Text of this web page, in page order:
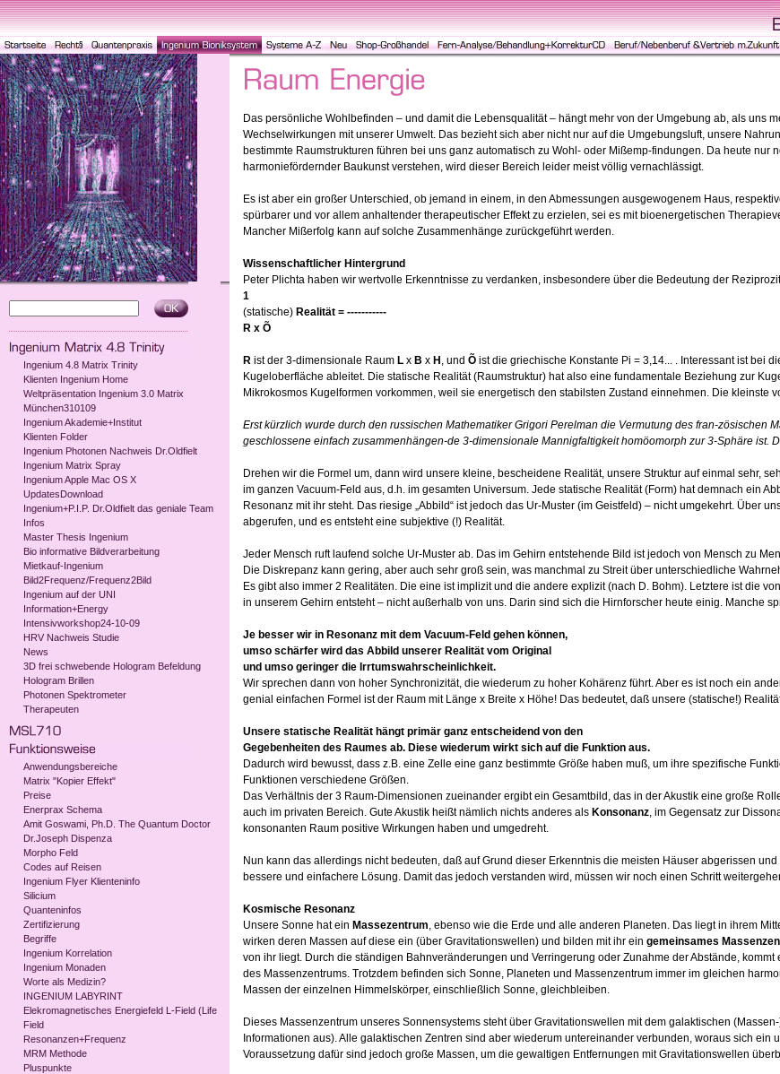
Ingenium 4.8 Matrix Trinity
Klienten Ingenium Home
Weltpräsentation Ingenium 3.0 Matrix
München310109
Ingenium Akademie+Institut
Klienten Folder
Ingenium Photonen Nachweis Dr.Oldfielt
Ingenium Matrix Spray
Ingenium Apple Mac OS X
UpdatesDownload
Ingenium+P.I.P. Dr.Oldfielt das geniale Team
Infos
Master Thesis Ingenium
Bio informative Bildverarbeitung
Mietkauf-Ingenium
Bild2Frequenz/Frequenz2Bild
Ingenium auf der UNI
Information+Energy
Intensivworkshop24-10-09
HRV Nachweis Studie
News
3D frei schwebende Hologram Befeldung
Hologram Brillen
Photonen Spektrometer
Therapeuten
Anwendungsbereiche
Matrix "Kopier Effekt"
Preise
Enerprax Schema
Amit Goswami, Ph.D. The Quantum Doctor
Dr.Joseph Dispenza
Morpho Feld
Codes auf Reisen
Ingenium Flyer Klienteninfo
Silicium
Quanteninfos
Zertifizierung
Begriffe
Ingenium Korrelation
Ingenium Monaden
Worte als Medizin?
INGENIUM LABYRINT
Elekromagnetisches Energiefeld L-Field (Life
Field
Resonanzen+Frequenz
MRM Methode
Pluspunkte
Das persönliche Wohlbefinden – und damit die Lebensqualität – hängt mehr von der Umgebung ab, als uns
Wechselwirkungen mit unserer Umwelt. Das bezieht sich aber nicht nur auf die Umgebungsluft, unsere
bestimmte Raumstrukturen führen bei uns ganz automatisch zu Wohl- oder Mißemp-findungen. Da heute nur
harmoniefördernder Baukunst verstehen, wird dieser Bereich leider meist völlig vernachlässigt.
Es ist aber ein großer Unterschied, ob jemand in einem, in den Abmessungen ausgewogenem Haus,
spürbarer und vor allem anhaltender therapeutischer Effekt zu erzielen, sei es mit bioenergetischen
Mancher Mißerfolg kann auf solche Zusammenhänge zurückgeführt werden.
Wissenschaftlicher Hintergrund
Peter Plichta haben wir wertvolle Erkenntnisse zu verdanken, insbesondere über die Bedeutung der
1
(statische) Realität = -----------
R x Õ
R ist der 3-dimensionale Raum L x B x H , und Õ ist die griechische Konstante Pi = 3,14... . Interessant ist bei
Kugeloberfläche ableitet. Die statische Realität (Raumstruktur) hat also eine fundamentale Beziehung zur
Mikrokosmos Kugelformen vorkommen, weil sie energetisch den stabilsten Zustand einnehmen. Die kleinste
Erst kürzlich wurde durch den russischen Mathematiker Grigori Perelman die Vermutung des fran-zösischen
geschlossene einfach zusammenhängen-de 3-dimensionale Mannigfaltigkeit homöomorph zur 3-Sphäre ist.
Drehen wir die Formel um, dann wird unsere kleine, bescheidene Realität, unsere Struktur auf einmal sehr,
im ganzen Vacuum-Feld aus, d.h. im gesamten Universum. Jede statische Realität (Form) hat demnach ein
Resonanz mit ihr steht. Das riesige „Abbild“ ist jedoch das Ur-Muster (im Geistfeld) – nicht umgekehrt. Über
abgerufen, und es entsteht eine subjektive (!) Realität.
Jeder Mensch ruft laufend solche Ur-Muster ab. Das im Gehirn entstehende Bild ist jedoch von Mensch zu
Die Diskrepanz kann gering, aber auch sehr groß sein, was manchmal zu Streit über unterschiedliche
Es gibt also immer 2 Realitäten. Die eine ist implizit und die andere explizit (nach D. Bohm). Letztere ist die
in unserem Gehirn entsteht – nicht außerhalb von uns. Darin sind sich die Hirnforscher heute einig. Manche
Je besser wir in Resonanz mit dem Vacuum-Feld gehen können,
umso schärfer wird das Abbild unserer Realität vom Original
und umso geringer die Irrtumswahrscheinlichkeit.
Wir sprechen dann von hoher Synchronizität, die wiederum zu hoher Kohärenz führt. Aber es ist noch ein
genial einfachen Formel ist der Raum mit Länge x Breite x Höhe! Das bedeutet, daß unsere (statische!)
Unsere statische Realität hängt primär ganz entscheidend von den
Gegebenheiten des Raumes ab. Diese wiederum wirkt sich auf die Funktion aus.
Dadurch wird bewusst, dass z.B. eine Zelle eine ganz bestimmte Größe haben muß, um ihre spezifische
Funktionen verschiedene Größen.
Das Verhältnis der 3 Raum-Dimensionen zueinander ergibt ein Gesamtbild, das in der Akustik eine große
auch im privaten Bereich. Gute Akustik heißt nämlich nichts anderes als Konsonanz, im Gegensatz zur
konsonanten Raum positive Wirkungen haben und umgedreht.
Nun kann das allerdings nicht bedeuten, daß auf Grund dieser Erkenntnis die meisten Häuser abgerissen
bessere und einfachere Lösung. Damit das jedoch verstanden wird, müssen wir noch einen Schritt
Kosmische Resonanz
Unsere Sonne hat ein Massezentrum, ebenso wie die Erde und alle anderen Planeten. Das liegt in ihrem
wirken deren Massen auf diese ein (über Gravitationswellen) und bilden mit ihr ein gemeinsames
von ihr liegt. Durch die ständigen Bahnveränderungen und Verringerung oder Zunahme der Abstände,
des Massenzentrums. Trotzdem befinden sich Sonne, Planeten und Massenzentrum immer im gleichen
Massen der einzelnen Himmelskörper, einschließlich Sonne, gleichbleiben.
Dieses Massenzentrum unseres Sonnensystems steht über Gravitationswellen mit dem galaktischen
Informationen aus). Alle galaktischen Zentren sind aber wiederum untereinander verbunden, woraus sich ein
Voraussetzung dafür sind jedoch große Massen, um die gewaltigen Entfernungen mit Gravitationswellen